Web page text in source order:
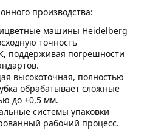
производства:
машины Heidelberg
точность
поддерживая погрешности
высокоточная, полностью
обрабатывает сложные
до ±0,5 мм.
системы упаковки
рабочий процесс.